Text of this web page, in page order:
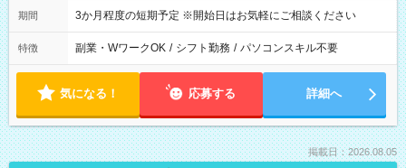
期間 3か月程度の短期予定 ※開始日はお気軽にご相談ください
特徴 副業・WワークOK / シフト勤務 / パソコンスキル不要
気になる！ 応募する 詳細へ
掲載日：2026.08.05